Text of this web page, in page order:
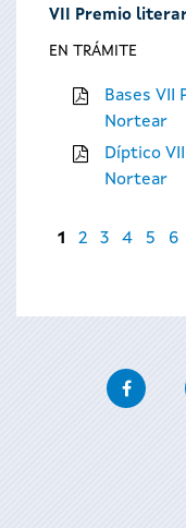
VII Premio
EN TRÁMITE
Bases VII
Nortear
Díptico
Nortear
Páxinas
1 2 3 4 5 6